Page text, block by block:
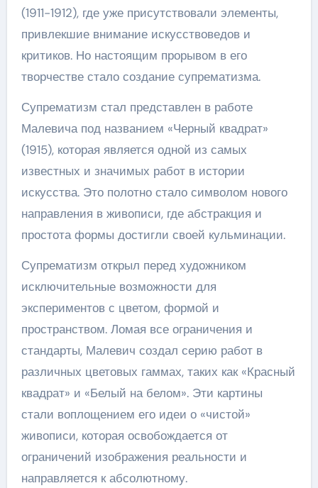
(1911-1912), где уже присутствовали элементы,
привлекшие внимание искусствоведов и
критиков. Но настоящим прорывом в его
творчестве стало создание супрематизма.
Супрематизм стал представлен в работе
Малевича под названием «Черный квадрат»
(1915), которая является одной из самых
известных и значимых работ в истории
искусства. Это полотно стало символом нового
направления в живописи, где абстракция и
простота формы достигли своей кульминации.
Супрематизм открыл перед художником
исключительные возможности для
экспериментов с цветом, формой и
пространством. Ломая все ограничения и
стандарты, Малевич создал серию работ в
различных цветовых гаммах, таких как «Красный
квадрат» и «Белый на белом». Эти картины
стали воплощением его идеи о «чистой»
живописи, которая освобождается от
ограничений изображения реальности и
направляется к абсолютному.